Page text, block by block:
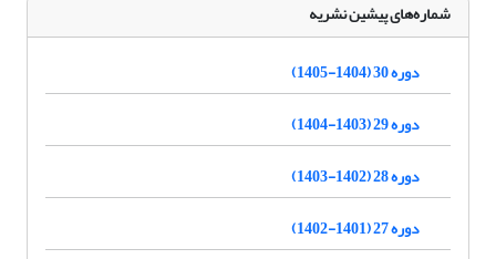
شماره‌های پیشین نشریه
دوره 30 (1404-1405)
دوره 29 (1403-1404)
دوره 28 (1402-1403)
دوره 27 (1401-1402)